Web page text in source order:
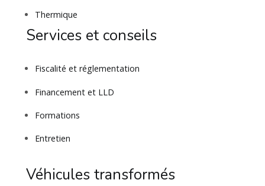
Thermique
Services et conseils
Fiscalité et réglementation
Financement et LLD
Formations
Entretien
Véhicules transformés